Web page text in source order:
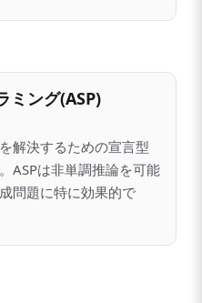
ミング(ASP)
解決するための宣言型
ASPは非単調推論を可能
問題に特に効果的で